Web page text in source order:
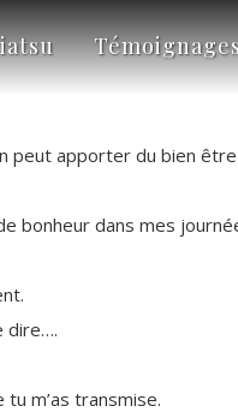
peut apporter du bien
bonheur dans mes
dire….
m’as transmise.